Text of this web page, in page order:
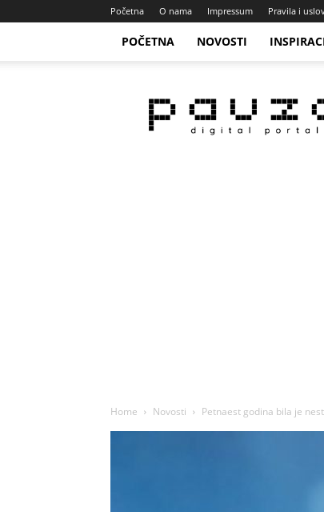
Početna O nama Impressum Pravila i
POČETNA NOVOSTI
Portal
Home Novosti Petnaest godina bila je